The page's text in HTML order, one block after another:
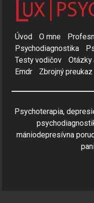
Úvod O mne
Psychodiagnostika
Testy vodičov
Otázky
Emdr
Zbrojný preukaz
Psychoterapia,
mániodepresívna